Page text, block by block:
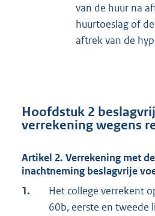
van de huur na
huurtoeslag of
aftrek van de
Hoofdstuk 2
verrekening wegens
Artikel 2. Verrekening met
inachtneming beslagvrije
1.
Het college verrekent
60b, eerste en tweede